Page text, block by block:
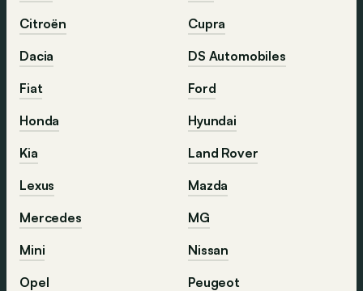
Citroën
Cupra
Dacia
DS Automobiles
Fiat
Ford
Honda
Hyundai
Kia
Land Rover
Lexus
Mazda
Mercedes
MG
Mini
Nissan
Opel
Peugeot